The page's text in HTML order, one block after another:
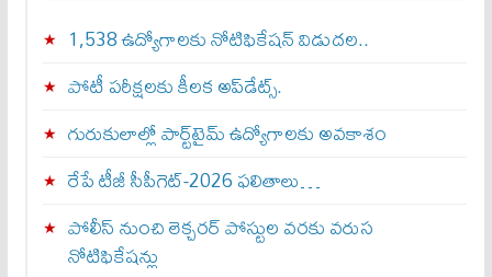
1,538 ఉద్యోగాలకు నోటిఫికేషన్ విడుదల..
పోటీ పరీక్షలకు కీలక అప్‌డేట్స్.
గురుకులాల్లో పార్ట్‌టైమ్ ఉద్యోగాలకు అవకాశం
రేపే టీజీ సీపీగెట్‌-2026 ఫలితాలు…
పోలీస్ నుంచి లెక్చరర్ పోస్టుల వరకు వరుస
నోటిఫికేషన్లు